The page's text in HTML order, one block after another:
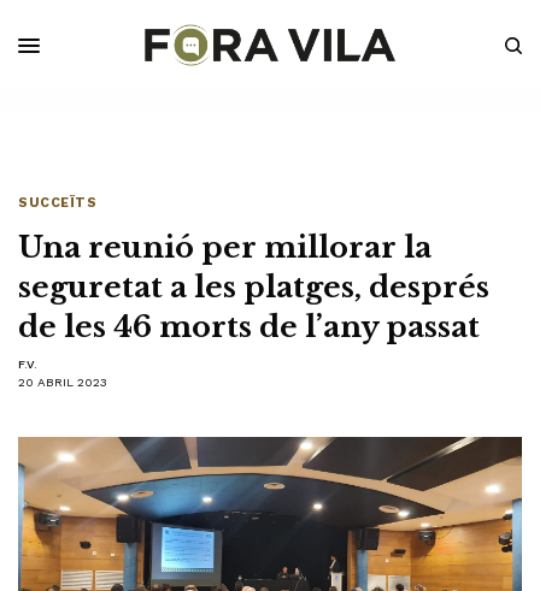
SUCCEÏTS
Una reunió per millorar la
seguretat a les platges, després
de les 46 morts de l’any passat
F.V.
20 ABRIL 2023